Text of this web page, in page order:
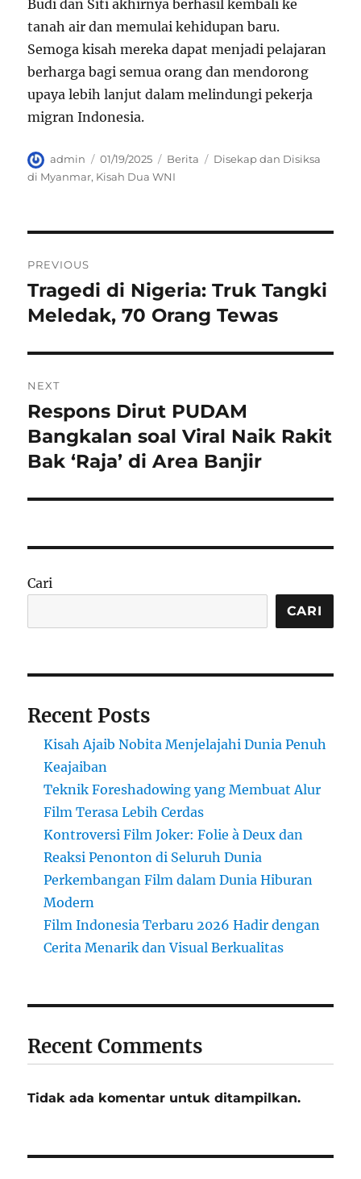
Budi dan Siti akhirnya berhasil kembali ke
tanah air dan memulai kehidupan baru.
Semoga kisah mereka dapat menjadi pelajaran
berharga bagi semua orang dan mendorong
upaya lebih lanjut dalam melindungi pekerja
migran Indonesia.
Author
admin
Posted
on
01/19/2025 Categories
Berita Tags
Disekap dan Disiksa
di Myanmar, Kisah Dua WNI
pos
PREVIOUS
Previous
post:
Tragedi di Nigeria: Truk Tangki
Meledak, 70 Orang Tewas
NEXT
Next
post:
Respons Dirut PUDAM
Bangkalan soal Viral Naik Rakit
Bak ‘Raja’ di Area Banjir
Cari
CARI
Recent Posts
Kisah Ajaib Nobita Menjelajahi Dunia Penuh
Keajaiban
Teknik Foreshadowing yang Membuat Alur
Film Terasa Lebih Cerdas
Kontroversi Film Joker: Folie à Deux dan
Reaksi Penonton di Seluruh Dunia
Perkembangan Film dalam Dunia Hiburan
Modern
Film Indonesia Terbaru 2026 Hadir dengan
Cerita Menarik dan Visual Berkualitas
Recent Comments
Tidak ada komentar untuk ditampilkan.